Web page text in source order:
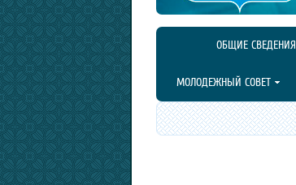
ОБЩИЕ СВЕДЕНИЯ
МОЛОДЕЖНЫЙ СОВЕТ